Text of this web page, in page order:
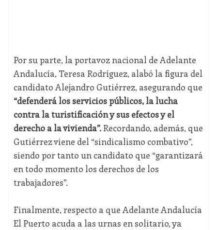
Por su parte, la portavoz nacional de Adelante
Andalucía, Teresa Rodríguez, alabó la figura del
candidato Alejandro Gutiérrez, asegurando que
“defenderá los servicios públicos, la lucha
contra la turistificación y sus efectos y el
derecho a la vivienda”.Recordando, además, que
Gutiérrez viene del “sindicalismo combativo”,
siendo por tanto un candidato que “garantizará
en todo momento los derechos de los
trabajadores”.
Finalmente, respecto a que Adelante Andalucía
El Puerto acuda a las urnas en solitario, ya